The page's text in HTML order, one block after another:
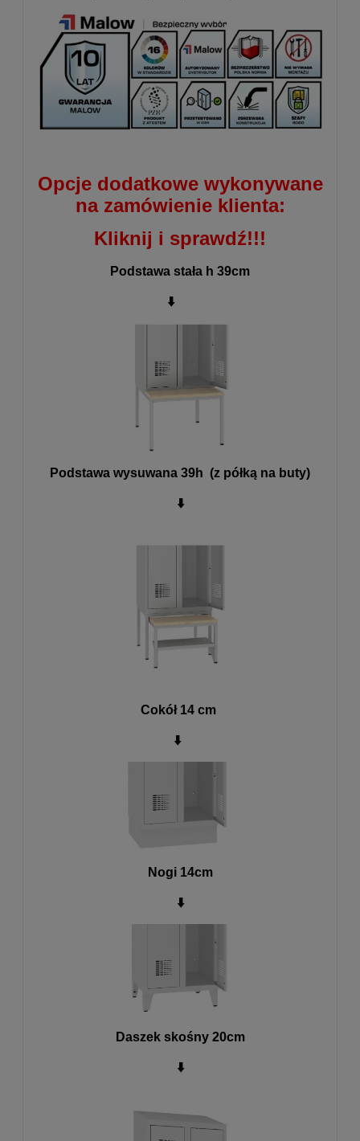
Opcje dodatkowe wykonywane
na zamówienie klienta:
Kliknij i sprawdź!!!
Podstawa stała h 39cm
⬇️
Podstawa wysuwana 39h (z półką na buty)
⬇️
Cokół 14 cm
⬇️
Nogi 14cm
⬇️
Daszek skośny 20cm
⬇️